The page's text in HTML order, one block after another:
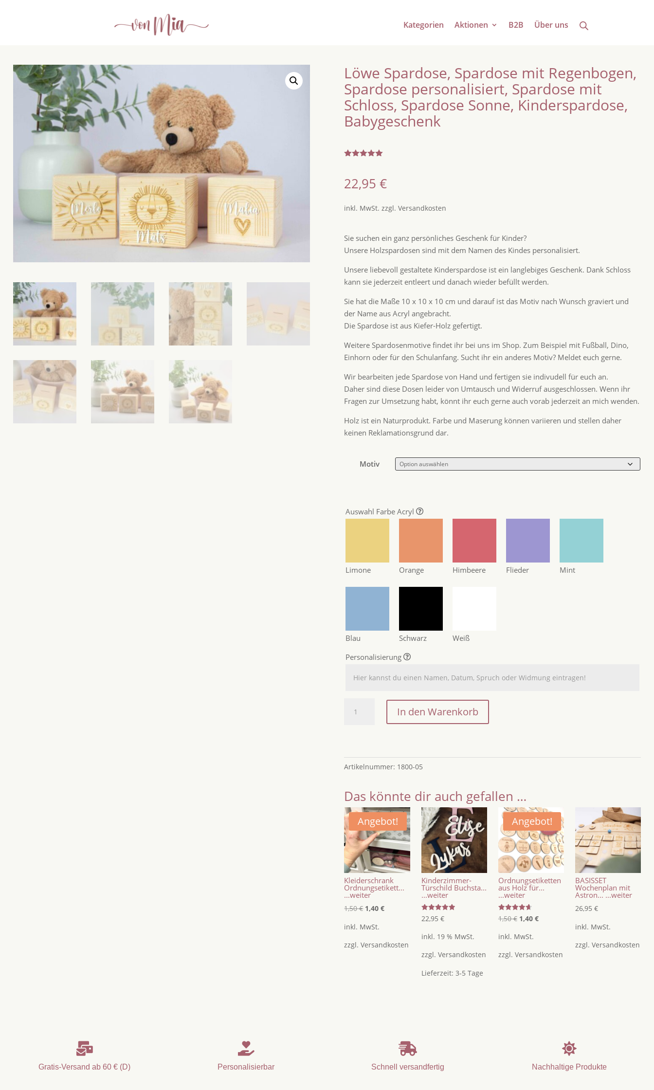
Kategorien Aktionen B2B Über uns
Löwe Spardose, Spardose mit Regenbogen,
Spardose personalisiert, Spardose mit
Schloss, Spardose Sonne, Kinderspardose,
Babygeschenk
von 5,
basierend
ertungen
22,95€
inkl. MwSt. zzgl.Versandkosten
Sie suchen ein ganz persönliches Geschenk für Kinder?
Unsere Holzspardosen sind mit dem Namen des Kindes personalisiert.
Unsere liebevoll gestaltete Kinderspardose ist ein langlebiges Geschenk. Dank Schloss
kann sie jederzeit entleert und danach wieder befüllt werden.
Sie hat die Maße 10 x 10 x 10 cm und darauf ist das Motiv nach Wunsch graviert und
der Name aus Acryl angebracht.
Die Spardose ist aus Kiefer-Holz gefertigt.
Weitere Spardosenmotive findet ihr bei uns im Shop. Zum Beispiel mit Fußball, Dino,
Einhorn oder für den Schulanfang. Sucht ihr ein anderes Motiv? Meldet euch gerne.
Wir bearbeiten jede Spardose von Hand und fertigen sie indivudell für euch an.
Daher sind diese Dosen leider von Umtausch und Widerruf ausgeschlossen. Wenn ihr
Fragen zur Umsetzung habt, könnt ihr euch gerne auch vorab jederzeit an mich wenden.
Holz ist ein Naturprodukt. Farbe und Maserung können variieren und stellen daher
keinen Reklamationsgrund dar.
Motiv
Auswahl Farbe Acryl
Limone Orange Himbeere Flieder Mint
Blau Schwarz
Weiß
Personalisierung
Spardose,
Spardose
Spardose
mit
Schloss,
Spardose
Sonne,
Kinderspardose,
Babygeschenk
Menge
In den Warenkorb
Artikelnummer: 1800-05
Das könnte dir auch gefallen …
Angebot!
Kleiderschrank
Ordnungsetikett...
...weiter
1,50€ Ursprünglicher
1,50 €
1,40€Aktueller
1,40 €.
inkl. MwSt.
zzgl.Versandkosten
Kinderzimmer-
Türschild Buchsta...
...weiter
Bewertet
mit
von 5
22,95 €
inkl. 19 % MwSt.
zzgl. Versandkosten
Lieferzeit: 3-5 Tage
Angebot!
Ordnungsetiketten
aus Holz für...
...weiter
Bewertet
mit
von 5
1,50€ Ursprünglicher
1,50 €
1,40 €Aktueller
1,40 €.
inkl. MwSt.
zzgl. Versandkosten
BASISSET
Wochenplan mit
Astron......weiter
26,95€
inkl. MwSt.
zzgl.Versandkosten

Gratis-Versand ab 60 € (D)

Personalisierbar

Schnell versandfertig

Nachhaltige Produkte